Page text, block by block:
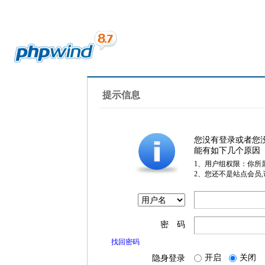
提示信息
您没有登录或者您
能有如下几个原因
1、用户组权限：你所
2、您还不是站点会员
密 码
找回密码
隐身登录 开启 关闭